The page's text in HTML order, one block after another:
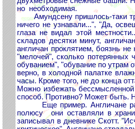
но необходимая.
Амундсену пришлось-таки
ничего не узнавали...", "Да,
глаза не видал этой
складов десятки минут,
англичан проклятием, боязнь
"мелочей", сколько потерянных
обуванием", "обувание по утрам
верно, в холодной палатке
часы. Кроме того, не до конца
Можно избежать
способ. Противно? Может быть.
Еще пример. Англичане раз
полюсу они оставляли в
записывал в дневнике Скотт.